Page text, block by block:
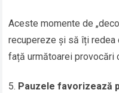
Aceste momente de
recupereze și să îți redea
față următoarei provocări
Pauzele favorizează